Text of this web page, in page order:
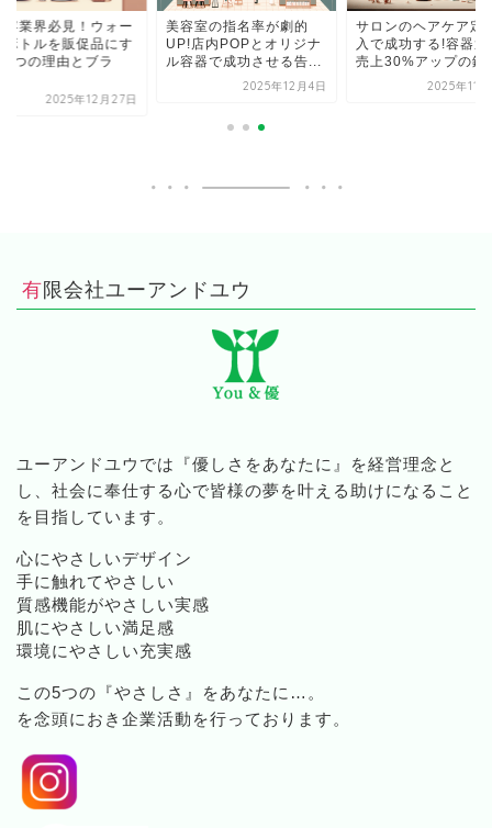
容業界必見！ウォー
ボトルを販促品にす
3つの理由とブラ
2025年12月27日
美容室の指名率が劇的
UP!店内POPとオリジナ
ル容器で成功させる告...
2025年12月4日
サロンのヘアケア定
入で成功する!容器
売上30%アップの鍵
2025年11
有限会社ユーアンドユウ
ユーアンドユウでは『優しさをあなたに』を経営理念と
し、社会に奉仕する心で皆様の夢を叶える助けになること
を目指しています。
心にやさしいデザイン
手に触れてやさしい
質感機能がやさしい実感
肌にやさしい満足感
環境にやさしい充実感
この5つの『やさしさ』をあなたに…。
を念頭におき企業活動を行っております。